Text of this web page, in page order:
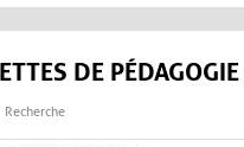
DE
Recherche